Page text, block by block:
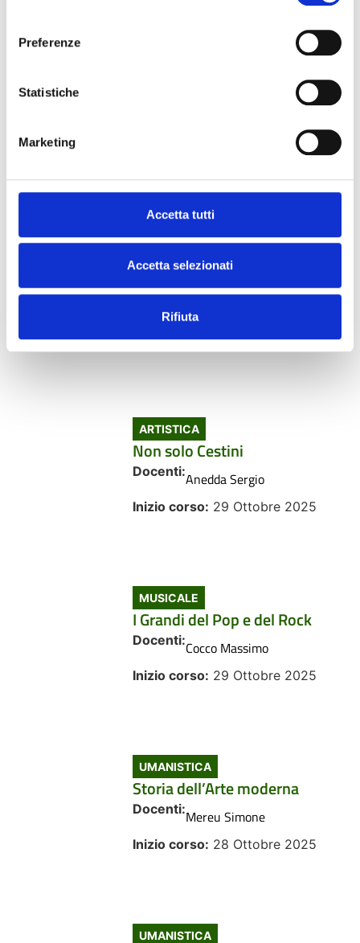
Preferenze
Statistiche
Marketing
Accetta tutti
Accetta selezionati
Rifiuta
Salvestroni Simonetta
LINGUE STRANIERE
Lingua Russa
Salvestroni Simonetta
Inizio corso:29 Ottobre 2025
ARTISTICA
Non solo Cestini
Docenti:Anedda Sergio
Inizio corso: 29 Ottobre 2025
MUSICALE
I Grandi del Pop e del Rock
Docenti:Cocco Massimo
Inizio corso: 29 Ottobre 2025
UMANISTICA
Storia dell’Arte moderna
Docenti:Mereu Simone
Inizio corso: 28 Ottobre 2025
UMANISTICA